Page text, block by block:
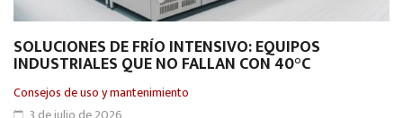
SOLUCIONES DE FRÍO INTENSIVO: EQUIPOS
INDUSTRIALES QUE NO FALLAN CON 40°C
Consejos de uso y mantenimiento